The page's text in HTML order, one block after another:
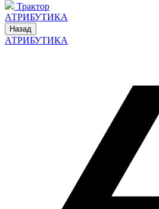
Трактор
АТРИБУТИКА
Назад
АТРИБУТИКА